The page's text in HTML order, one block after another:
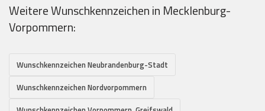
Weitere Wunschkennzeichen in Mecklenburg-
Vorpommern:
Wunschkennzeichen Neubrandenburg-Stadt
Wunschkennzeichen Nordvorpommern